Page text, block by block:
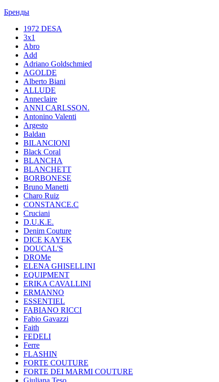
Бренды
1972 DESA
3x1
Abro
Add
Adriano Goldschmied
AGOLDE
Alberto Biani
ALLUDE
Anneclaire
ANNI CARLSSON.
Antonino Valenti
Argesto
Baldan
BILANCIONI
Black Coral
BLANCHA
BLANCHETT
BORBONESE
Bruno Manetti
Charo Ruiz
CONSTANCE.C
Cruciani
D.U.K.E.
Denim Couture
DICE KAYEK
DOUCAL'S
DROMe
ELENA GHISELLINI
EQUIPMENT
ERIKA CAVALLINI
ERMANNO
ESSENTIEL
FABIANO RICCI
Fabio Gavazzi
Faith
FEDELI
Ferre
FLASHIN
FORTE COUTURE
FORTE DEI MARMI COUTURE
Giuliana Teso